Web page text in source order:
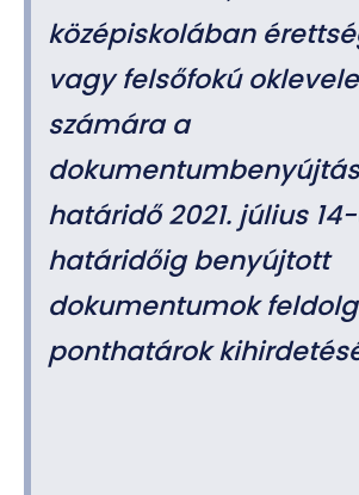
középiskolában
vagy felsőfokú
számára a
határidő 2021. július
határidőig benyújtott
dokumentumok
ponthatárok